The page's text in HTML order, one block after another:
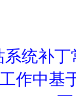
统补
作中基